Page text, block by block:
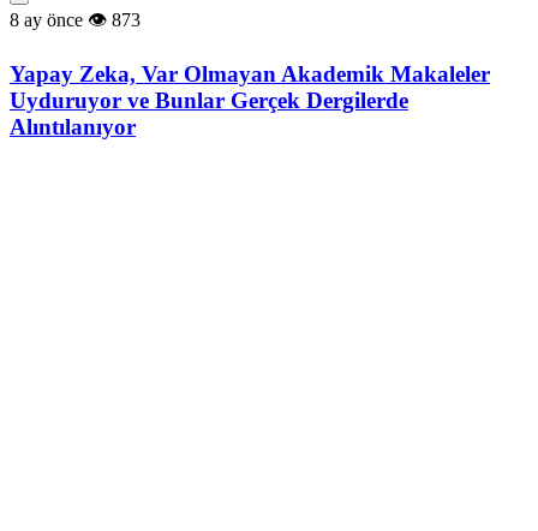
8 ay önce 873
Yapay Zeka, Var Olmayan Akademik Makaleler
Uyduruyor ve Bunlar Gerçek Dergilerde
Alıntılanıyor